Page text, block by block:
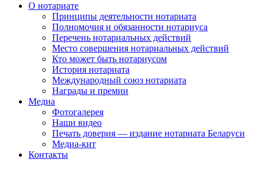
О нотариате
Принципы деятельности нотариата
Полномочия и обязанности нотариуса
Перечень нотариальных действий
Место совершения нотариальных действий
Кто может быть нотариусом
История нотариата
Международный союз нотариата
Награды и премии
Медиа
Фотогалерея
Наши видео
Печать доверия — издание нотариата Беларуси
Медиа-кит
Контакты